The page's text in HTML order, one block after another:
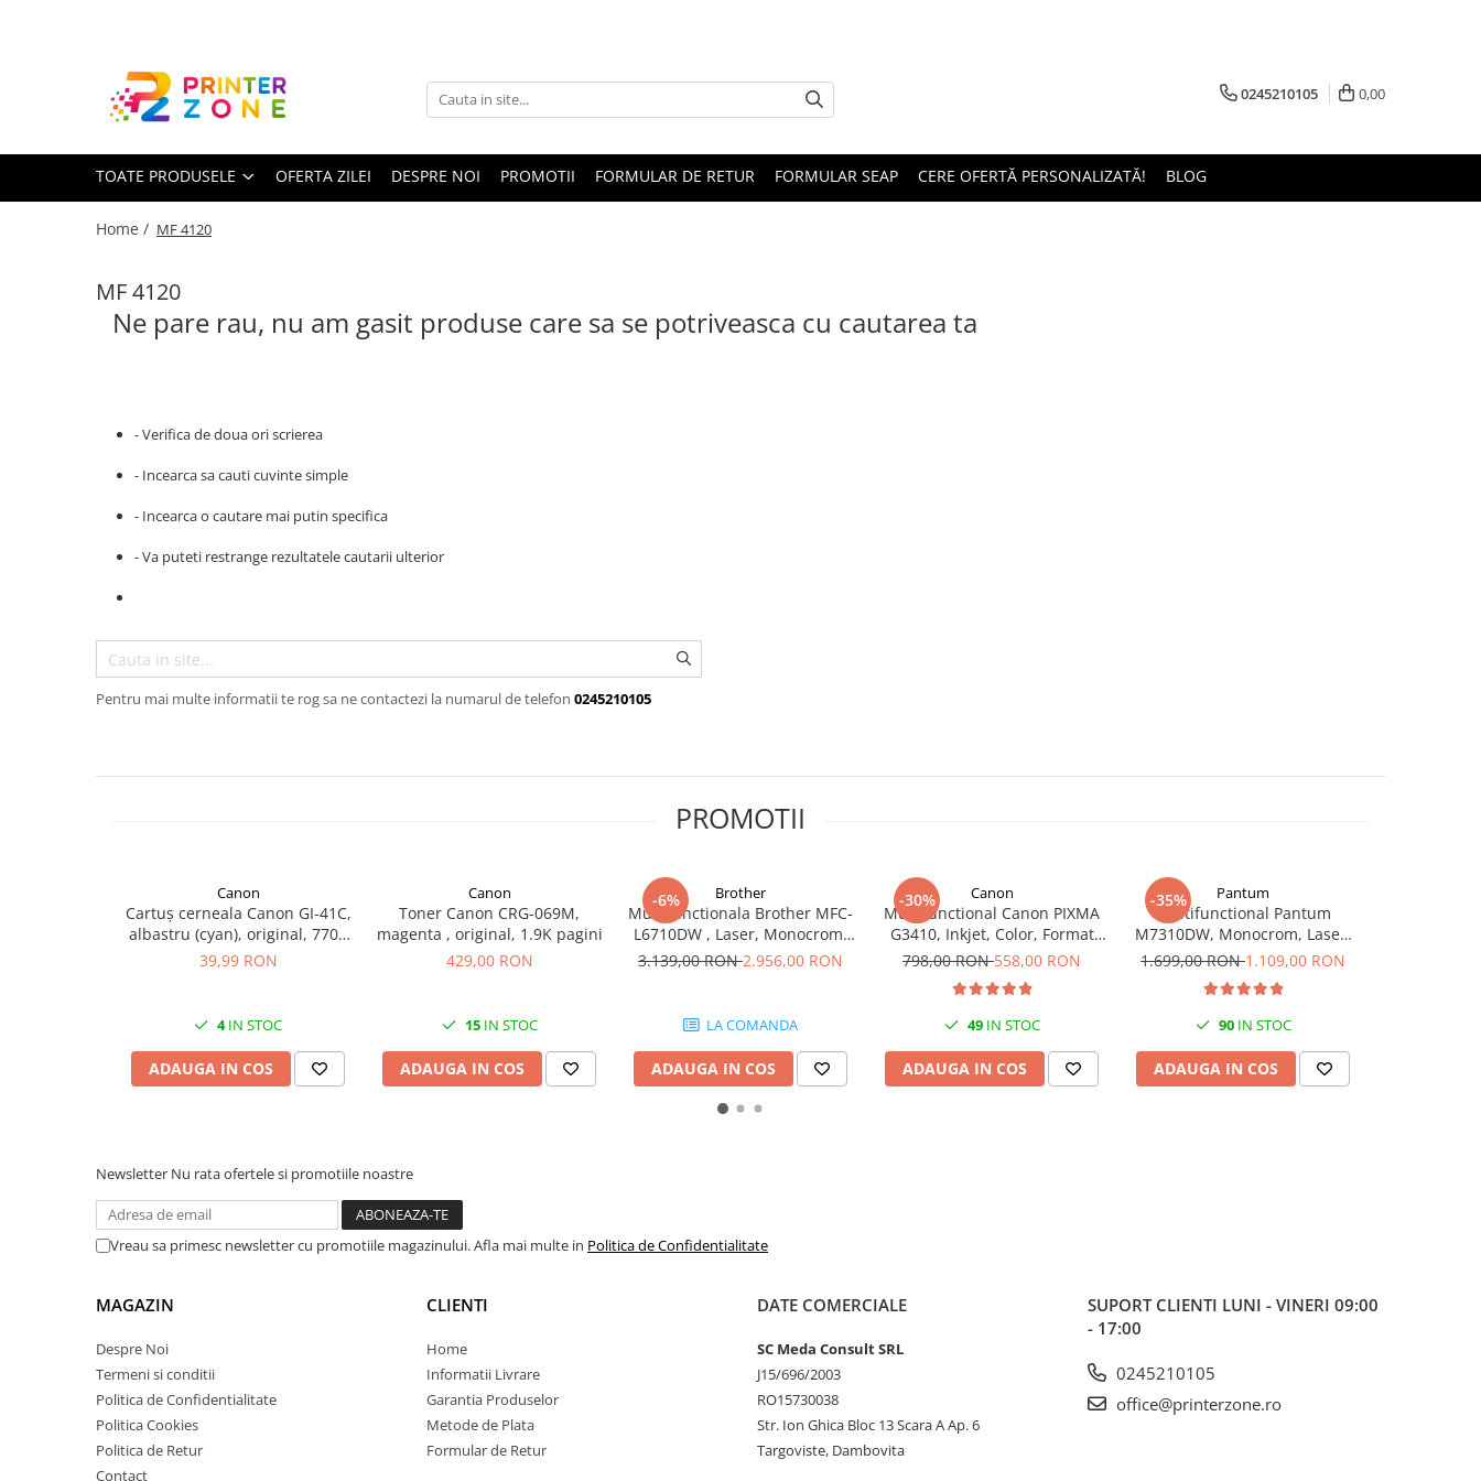
Toate Produsele
Imprimante cu jet
Imprimante etichete
Imprimante termice
Consumabile imprimanta
Capete imprimare
Cartuse inkjet si cerneala
Cartuse compatibile
Drum unit compatibile
Accesorii imprimante 3D
Filament imprimanta 3D
Laptopuri gaming
Ultrabookuri
Laptop-uri 2 in 1
Accesorii Printing
Desktop PC
0245210105 0,00
TOATE PRODUSELE OFERTA ZILEI DESPRE NOI PROMOTII FORMULAR DE RETUR FORMULAR SEAP CERE OFERTĂ PERSONALIZATĂ! BLOG
Home / MF 4120
MF 4120
Ne pare rau, nu am gasit produse care sa se potriveasca cu cautarea ta
- Verifica de doua ori scrierea
- Incearca sa cauti cuvinte simple
- Incearca o cautare mai putin specifica
- Va puteti restrange rezultatele cautarii ulterior
Pentru mai multe informatii te rog sa ne contactezi la numarul de telefon 0245210105
PROMOTII
Canon
Cartuș cerneala Canon GI-41C,
albastru (cyan), original, 7700
pagini, 70 ml
39,99 RON
4IN STOC
ADAUGA IN COS
Canon
Toner Canon CRG-069M,
magenta , original, 1.9K pagini
429,00 RON
15IN STOC
ADAUGA IN COS
-6% Brother
Multifunctionala Brother MFC-
L6710DW , Laser, Monocrom,
A4, Duplex, Retea, Wi-Fi
3.139,00 RON2.956,00 RON
LA COMANDA
ADAUGA IN COS
-30% Canon
Multifunctional Canon PIXMA
G3410, Inkjet, Color, Format
A4, Rețea, Wi-Fi
798,00 RON558,00 RON
49IN STOC
ADAUGA IN COS
-35% Pantum
Multifunctional Pantum
M7310DW, Monocrom, Laser,
Duplex, Retea, Wi-Fi
1.699,00 RON1.109,00 RON
90IN STOC
ADAUGA IN COS
Newsletter Nu rata ofertele si promotiile noastre
Vreau sa primesc newsletter cu promotiile magazinului. Afla mai multe in Politica de Confidentialitate
MAGAZIN
Despre Noi
Termeni si conditii
Politica de Confidentialitate
Politica Cookies
Politica de Retur
Contact
CLIENTI
Home
Informatii Livrare
Garantia Produselor
Metode de Plata
Formular de Retur
DATE COMERCIALE
SC Meda Consult SRL
J15/696/2003
RO15730038
Str. Ion Ghica Bloc 13 Scara A Ap. 6
Targoviste, Dambovita
SUPORT CLIENTI LUNI - VINERI 09:00
- 17:00
0245210105
office@printerzone.ro